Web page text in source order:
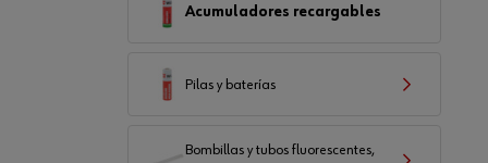
Acumuladores recargables
Pilas y baterías
Bombillas y tubos fluorescentes,